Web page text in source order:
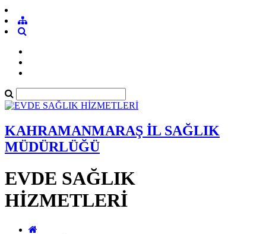
KAHRAMANMARAŞ İL SAĞLIK
MÜDÜRLÜĞÜ
EVDE SAĞLIK
HİZMETLERİ